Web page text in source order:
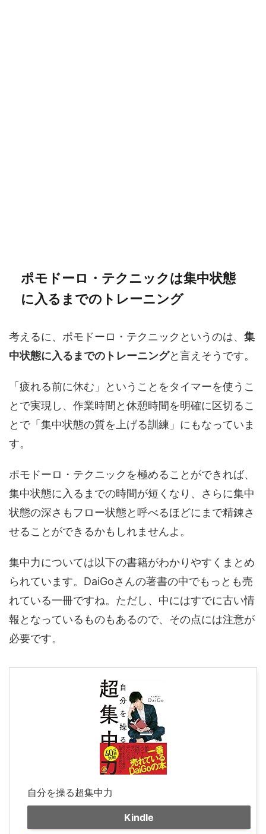
ポモドーロ・テクニックは集中状態
に入るまでのトレーニング
考えるに、ポモドーロ・テクニックというのは、 集
中状態に入るまでのトレーニングと言えそうです。
「疲れる前に休む」ということをタイマーを使うこ
とで実現し、作業時間と休憩時間を明確に区切るこ
とで「集中状態の質を上げる訓練」にもなっていま
す。
ポモドーロ・テクニックを極めることができれば、
集中状態に入るまでの時間が短くなり、さらに集中
状態の深さもフロー状態と呼べるほどにまで精錬さ
せることができるかもしれませんよ。
集中力については以下の書籍がわかりやすくまとめ
られています。DaiGoさんの著書の中でもっとも売
れている一冊ですね。ただし、中にはすでに古い情
報となっているものもあるので、その点には注意が
必要です。
自分を操る超集中力
Kindle